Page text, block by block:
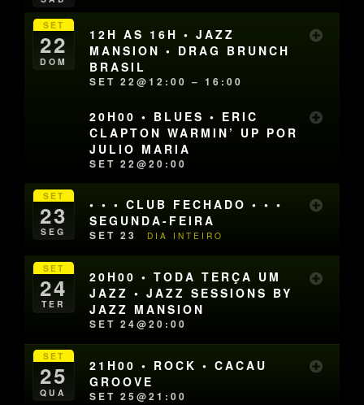
SET
22
DOM
12H AS 16H • JAZZ
MANSION • DRAG BRUNCH
BRASIL
SET 22@12:00 – 16:00
20H00 • BLUES • ERIC
CLAPTON WARMIN’ UP POR
JULIO MARIA
SET 22@20:00
SET
23
SEG
• • • CLUB FECHADO • • •
SEGUNDA-FEIRA
SET 23 DIA INTEIRO
SET
24
TER
20H00 • TODA TERÇA UM
JAZZ • JAZZ SESSIONS BY
JAZZ MANSION
SET 24@20:00
SET
25
QUA
21H00 • ROCK • CACAU
GROOVE
SET 25@21:00